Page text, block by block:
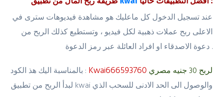
عند تسجيل الدخول كل ماعليك هو مشاهدة فيديوهات سترى في
الاعلى ربح عملات ذهبية لكل فيديو ، وتستطيع كذلك الربح من
دعوة الاصدقاء او افراد العائلة عبر رمز الدعوة .
بالمناسبة اليك هذ الكود : Kwai666593760
لربح 30 جنيه مصري
لبدأ الربح من تطبيق kwai والوصول الى الحد الادنى للسحب الذي